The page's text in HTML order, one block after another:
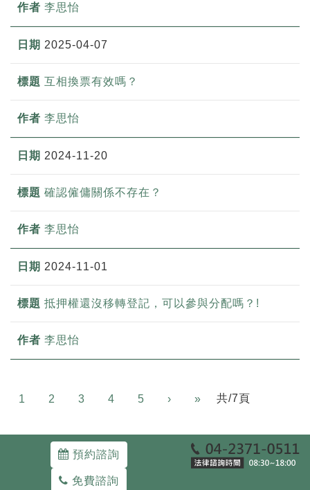
李思怡
2025-04-07
互相換票有效嗎？
李思怡
2024-11-20
確認僱傭關係不存在？
李思怡
2024-11-01
抵押權還沒移轉登記，可以參與分配嗎？!
李思怡
1 2 3 4 5 › » Next共/7頁
預約諮詢
免費諮詢